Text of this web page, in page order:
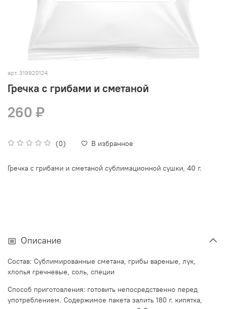
арт. 319920124
Гречка с грибами и сметаной
(0) В избранное
260 ₽
Гречка с грибами и сметаной сублимационной сушки, 40 г.
Описание
Состав: Сублимированные сметана, грибы вареные, лук,
хлопья гречневые, соль, специи
Способ приготовления: готовить непосредственно перед
употреблением. Содержимое пакета залить 180 г. кипятка,